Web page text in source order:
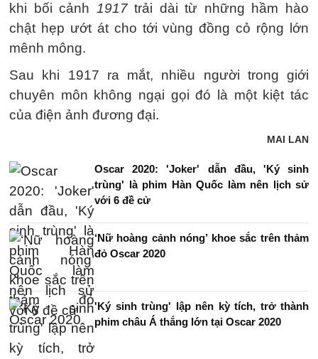
khi bối cảnh 1917trải dài từ những hầm hào
chật hẹp ướt át cho tới vùng đồng cỏ rộng lớn
mênh mông.
Sau khi 1917 ra mắt, nhiều người trong giới
chuyên môn không ngại gọi đó là một kiệt tác
của điện ảnh đương đại.
MAI LAN
Oscar 2020: 'Joker' dẫn đầu, 'Ký sinh
trùng' là phim Hàn Quốc làm nên lịch sử
với 6 đề cử
‘Nữ hoàng cảnh nóng’ khoe sắc trên thảm
đỏ Oscar 2020
'Ký sinh trùng' lập nên kỳ tích, trở thành
phim châu Á thắng lớn tại Oscar 2020